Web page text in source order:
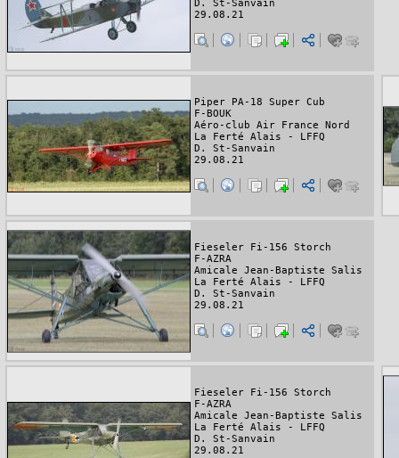
D. St-Sanvain
29.08.21
Piper PA-18 Super Cub
F-BOUK
Aéro-club Air France Nord
La Ferté Alais - LFFQ
D. St-Sanvain
29.08.21
Fieseler Fi-156 Storch
F-AZRA
Amicale Jean-Baptiste Salis
La Ferté Alais - LFFQ
D. St-Sanvain
29.08.21
Fieseler Fi-156 Storch
F-AZRA
Amicale Jean-Baptiste Salis
La Ferté Alais - LFFQ
D. St-Sanvain
29.08.21